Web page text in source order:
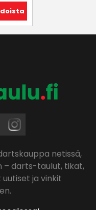
netissä,
– darts-taulut, tikat,
ja vinkit